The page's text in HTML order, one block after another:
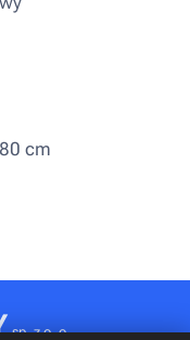
cm
sp. z o. o.